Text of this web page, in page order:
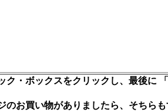
ク・ボックスをクリックし、最後に
のお買い物がありましたら、そちら